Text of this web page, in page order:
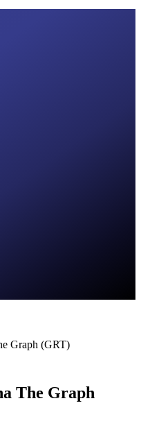
Graph (GRT)
The Graph